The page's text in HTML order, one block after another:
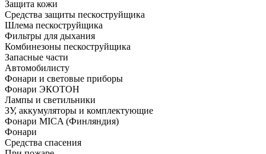
Защита кожи
Средства защиты пескоструйщика
Шлема пескоструйщика
Фильтры для дыхания
Комбинезоны пескоструйщика
Запасные части
Автомобилисту
Фонари и световые приборы
Фонари ЭКОТОН
Лампы и светильники
ЗУ, аккумуляторы и комплектующие
Фонари MICA (Финляндия)
Фонари
Средства спасения